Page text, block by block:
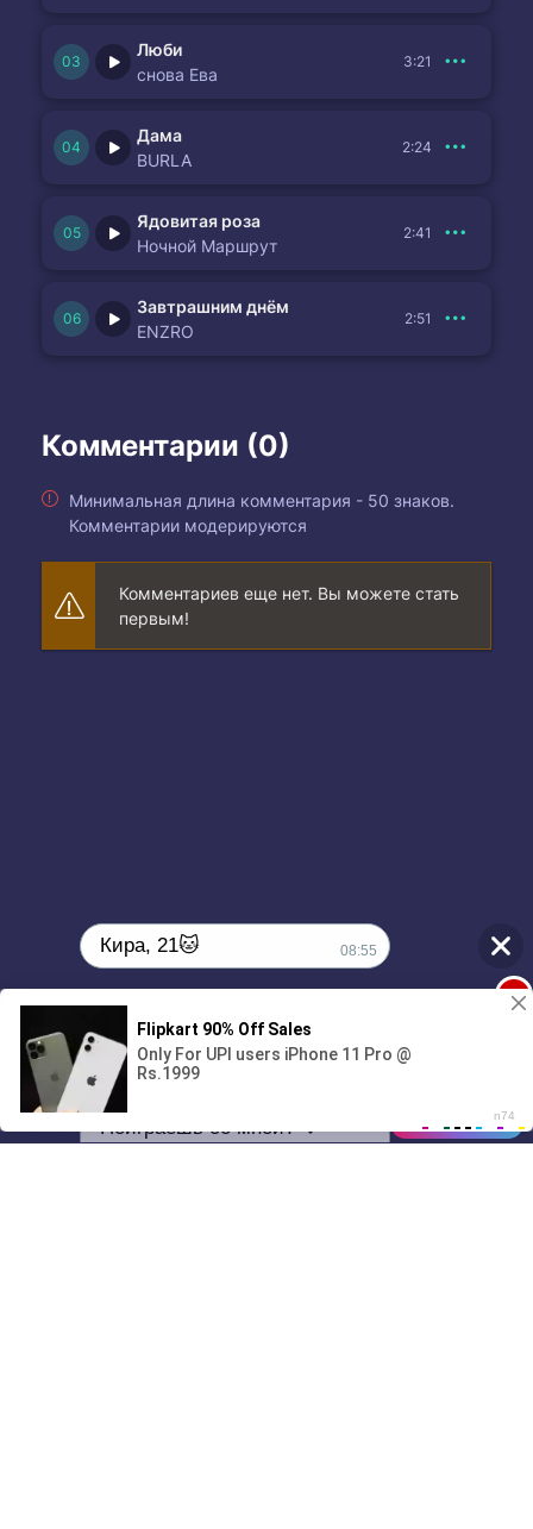
Люби
снова Ева
3:21
Дама
BURLA
2:24
Ядовитая роза
Ночной Маршрут
2:41
Завтрашним днём
ENZRO
2:51
Комментарии (0)
Минимальная длина комментария - 50 знаков.
Комментарии модерируются
Комментариев еще нет. Вы можете стать
первым!
01/07
00:00
Кира, 21🐱 08:55
Поиграешь со мной? 💖🐾
1